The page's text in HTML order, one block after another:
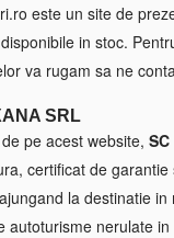
este un site de
in stoc.
va rugam sa ne
SRL
pe acest website,
certificat de garantie
la destinatie in
autoturisme nerulate